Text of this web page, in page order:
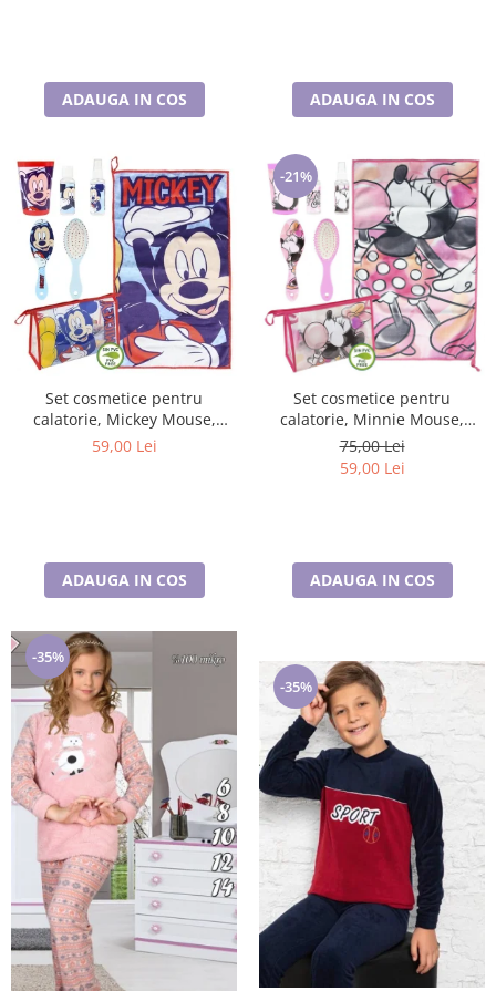
ADAUGA IN COS ADAUGA IN COS
Set cosmetice pentru
calatorie, Mickey Mouse,
Disney
59,00 Lei
ADAUGA IN COS
-21%
Set cosmetice pentru
calatorie, Minnie Mouse,
Disney
75,00 Lei
59,00 Lei
ADAUGA IN COS
-35%
-35%